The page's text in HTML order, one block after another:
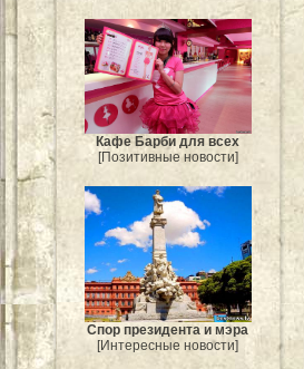
Кафе Барби для всех
[Позитивные новости]
Спор президента и мэра
[Интересные новости]